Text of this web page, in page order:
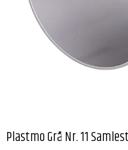
Plastmo Grå Nr. 11